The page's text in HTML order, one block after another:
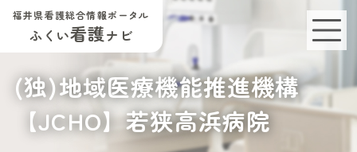
福井県看護総合情報ポータル
ふくい看護ナビ
(独)地域医療機能推進機構
【JCHO】若狭高浜病院